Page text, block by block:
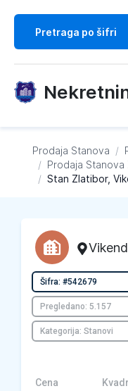
Prodaja Stanova /
/ Prodaja Stanova
/ Stan Zlatibor,
Šifra: #542679
Pregledano: 5.157
Kategorija: Stanovi
Cena